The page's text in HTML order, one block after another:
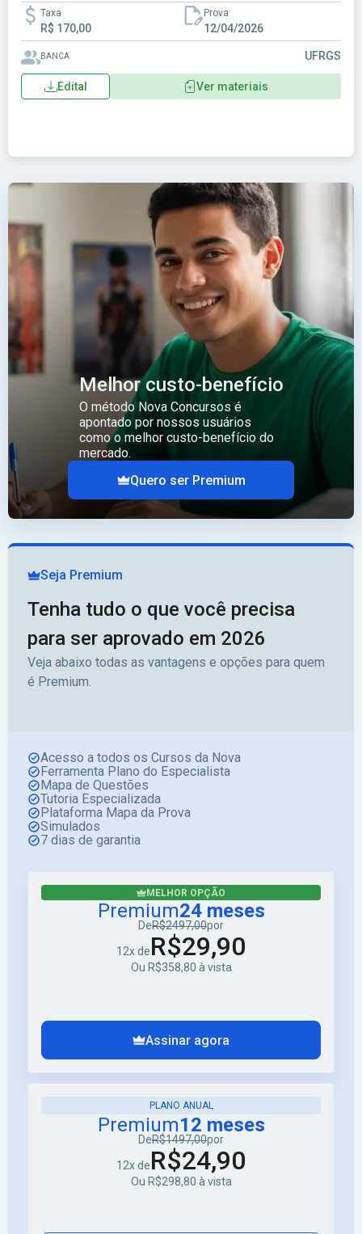
Taxa
R$ 170,00
Prova
12/04/2026
BANCA UFRGS
Edital Ver materiais
Melhor custo-benefício
O método Nova Concursos é
apontado por nossos usuários
como o melhor custo-benefício do
mercado.
Quero ser Premium
Seja Premium
Tenha tudo o que você precisa
para ser aprovado em 2026
Veja abaixo todas as vantagens e opções para quem
é Premium.
Acesso a todos os Cursos da Nova
Ferramenta Plano do Especialista
Mapa de Questões
Tutoria Especializada
Plataforma Mapa da Prova
Simulados
7 dias de garantia
MELHOR OPÇÃO
Premium24 meses
DeR$2497,00por
12x deR$29,90
Ou R$358,80 à vista
Assinar agora
PLANO ANUAL
Premium12 meses
DeR$1497,00por
12x deR$24,90
Ou R$298,80 à vista